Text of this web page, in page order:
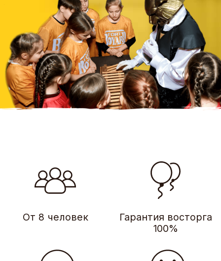
От 8 человек Гарантия восторга
100%
Варианты для Море позитивных
Узнайте, сколько будет
стоить шоу для вашей
команды
Ответьте на несколько вопросов
*если предоплата происходит